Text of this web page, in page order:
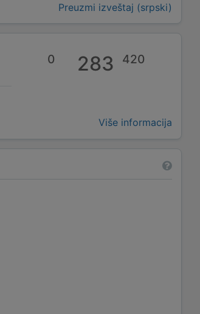
Preuzmi izveštaj (srpski)
0 283 420
Više informacija